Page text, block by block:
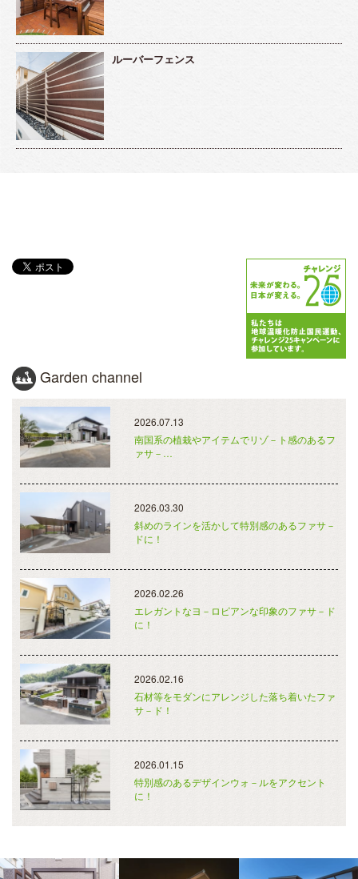
ルーバーフェンス
Garden channel
2026.07.13
南国系の植栽やアイテムでリゾ－ト感のあるフ
ァサ－…
2026.03.30
斜めのラインを活かして特別感のあるファサ－
ドに！
2026.02.26
エレガントなヨ－ロピアンな印象のファサ－ド
に！
2026.02.16
石材等をモダンにアレンジした落ち着いたファ
サ－ド！
2026.01.15
特別感のあるデザインウォ－ルをアクセント
に！